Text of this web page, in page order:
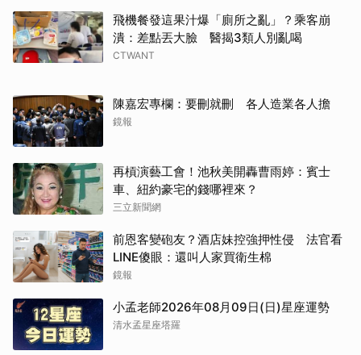
飛機餐發這果汁爆「廁所之亂」？乘客崩
潰：差點丟大臉 醫揭3類人別亂喝
CTWANT
陳嘉宏專欄：要刪就刪 各人造業各人擔
鏡報
再槓演藝工會！池秋美開轟曹雨婷：賓士
車、紐約豪宅的錢哪裡來？
三立新聞網
前恩客變砲友？酒店妹控強押性侵 法官看
LINE傻眼：還叫人家買衛生棉
鏡報
小孟老師2026年08月09日(日)星座運勢
清水孟星座塔羅